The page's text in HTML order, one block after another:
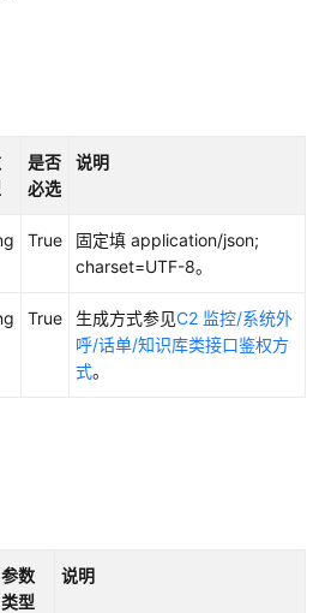
是否
必选
说明
True
固定填 application/json;
charset=UTF-8。
True 生成方式参见C2 监控/系统外
呼/话单/知识库类接口鉴权方
式。
参数
类型
说明